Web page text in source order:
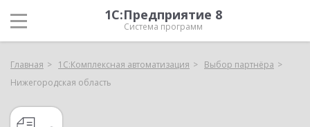
1С:Предприятие 8
Система программ
Главная 1С:Комплексная автоматизация
Выбор партнёра
Нижегородская область